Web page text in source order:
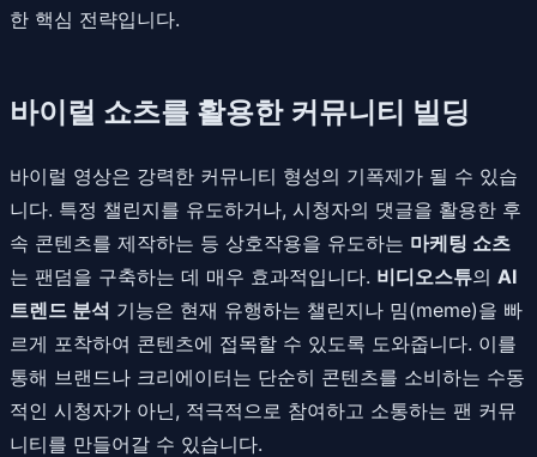
한 핵심 전략입니다.
바이럴 쇼츠를 활용한 커뮤니티 빌딩
바이럴 영상은 강력한 커뮤니티 형성의 기폭제가 될 수 있습
니다. 특정 챌린지를 유도하거나, 시청자의 댓글을 활용한 후
속 콘텐츠를 제작하는 등 상호작용을 유도하는 마케팅 쇼츠
는 팬덤을 구축하는 데 매우 효과적입니다. 비디오스튜의 AI
트렌드 분석 기능은 현재 유행하는 챌린지나 밈(meme)을 빠
르게 포착하여 콘텐츠에 접목할 수 있도록 도와줍니다. 이를
통해 브랜드나 크리에이터는 단순히 콘텐츠를 소비하는 수동
적인 시청자가 아닌, 적극적으로 참여하고 소통하는 팬 커뮤
니티를 만들어갈 수 있습니다.